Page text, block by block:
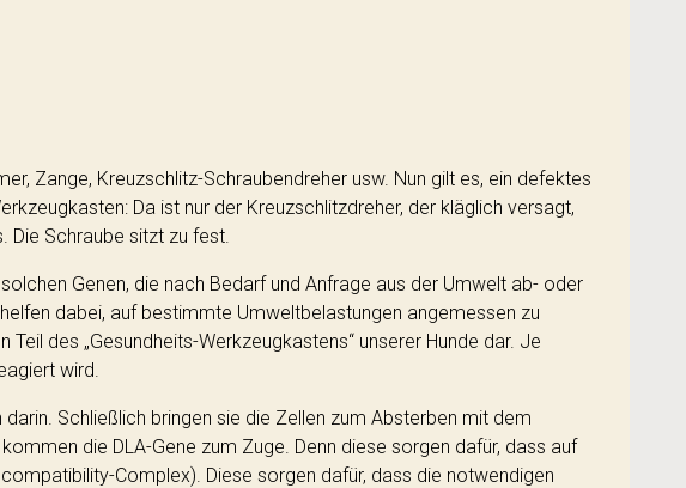
Zange, Kreuzschlitz-Schraubendreher usw. Nun gilt es, ein defektes
Da ist nur der Kreuzschlitzdreher, der kläglich versagt,
Die Schraube sitzt zu fest.
Genen, die nach Bedarf und Anfrage aus der Umwelt ab- oder
dabei, auf bestimmte Umweltbelastungen angemessen zu
des „Gesundheits-Werkzeugkastens“ unserer Hunde dar. Je
wird.
Schließlich bringen sie die Zellen zum Absterben mit dem
die DLA-Gene zum Zuge. Denn diese sorgen dafür, dass auf
Complex). Diese sorgen dafür, dass die notwendigen